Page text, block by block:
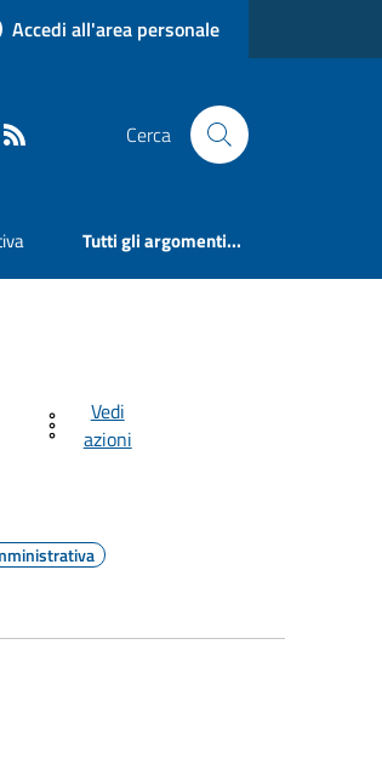
Accedi all'area personale
Cerca
Tutti gli argomenti...
Vedi
azioni